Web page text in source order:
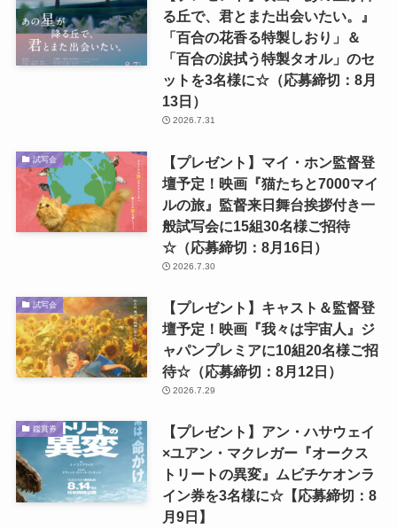
る丘で、君とまた出会いたい。』
「百合の花香る特製しおり」＆
「百合の涙拭う特製タオル」のセ
ットを3名様に☆（応募締切：8月
13日）
2026.7.31
試写会
【プレゼント】マイ・ホン監督登
壇予定！映画『猫たちと7000マイ
ルの旅』監督来日舞台挨拶付き一
般試写会に15組30名様ご招待
☆（応募締切：8月16日）
2026.7.30
試写会
【プレゼント】キャスト＆監督登
壇予定！映画『我々は宇宙人』ジ
ャパンプレミアに10組20名様ご招
待☆（応募締切：8月12日）
2026.7.29
鑑賞券
【プレゼント】アン・ハサウェイ
×ユアン・マクレガー『オークス
トリートの異変』ムビチケオンラ
イン券を3名様に☆【応募締切：8
月9日】